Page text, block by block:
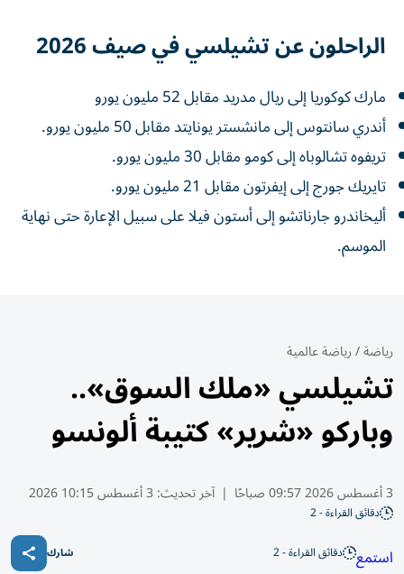
الراحلون عن تشيلسي في صيف 2026
مارك كوكوريا إلى ريال مدريد مقابل 52 مليون يورو
أندري سانتوس إلى مانشستر يونايتد مقابل 50 مليون يورو.
تريفوه تشالوباه إلى كومو مقابل 30 مليون يورو.
تايريك جورج إلى إيفرتون مقابل 21 مليون يورو.
أليخاندرو جارناتشو إلى أستون فيلا على سبيل الإعارة حتى نهاية
الموسم.
رياضة/رياضة عالمية
تشيلسي «ملك السوق»..
وباركو «شرير» كتيبة ألونسو
3 أغسطس 2026 09:57 صباحًا | آخر تحديث: 3 أغسطس 10:15 2026
دقائق القراءة - 2
استمع دقائق القراءة - 2 شارك